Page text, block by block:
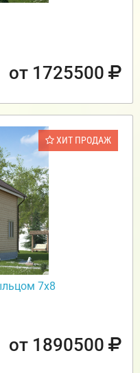
от 1725500
ХИТ ПРОДАЖ
7х8
от 1890500